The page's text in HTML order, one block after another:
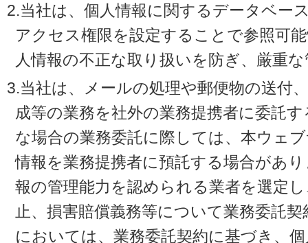
2.当社は、個人情報に関するデータベー
アクセス権限を設定することで参照可
人情報の不正な取り扱いを防ぎ、厳重
3.当社は、メールの処理や郵便物の送付
成等の業務を社外の業務提携者に委託
な場合の業務委託に際しては、本ウェ
情報を業務提携者に預託する場合があ
報の管理能力を認められる業者を選定
止、損害賠償義務等について業務委託
においては、業務委託契約に基づき、